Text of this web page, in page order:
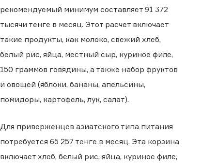
рекомендуемый минимум составляет 91 372
тысячи тенге в месяц. Этот расчет включает
такие продукты, как молоко, свежий хлеб,
белый рис, яйца, местный сыр, куриное филе,
150 граммов говядины, а также набор фруктов
и овощей (яблоки, бананы, апельсины,
помидоры, картофель, лук, салат).
Для приверженцев азиатского типа питания
потребуется 65 257 тенге в месяц. Эта корзина
включает хлеб, белый рис, яйца, куриное филе,